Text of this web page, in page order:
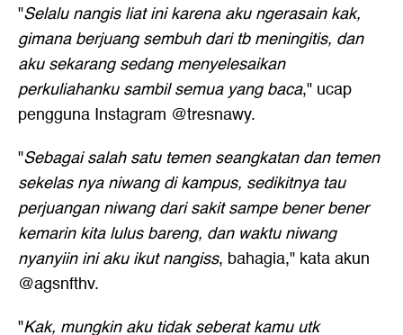
"Selalu nangis liat ini karena aku ngerasain kak,
gimana berjuang sembuh dari tb meningitis, dan
aku sekarang sedang menyelesaikan
perkuliahanku sambil semua yang baca," ucap
pengguna Instagram @tresnawy.
"Sebagai salah satu temen seangkatan dan temen
sekelas nya niwang di kampus, sedikitnya tau
perjuangan niwang dari sakit sampe bener bener
kemarin kita lulus bareng, dan waktu niwang
nyanyiin ini aku ikut nangiss, bahagia," kata akun
@agsnfthv.
"Kak, mungkin aku tidak seberat kamu utk